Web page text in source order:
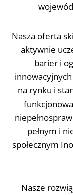
Nasza oferta
aktywnie
barier i
na rynku i
pełnym i
społecznym
Nasze